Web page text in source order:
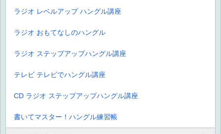
ラジオ レベルアップ ハングル講座
ラジオ おもてなしのハングル
ラジオ ステップアップハングル講座
テレビ テレビでハングル講座
CD ラジオ ステップアップハングル講座
書いてマスター！ハングル練習帳